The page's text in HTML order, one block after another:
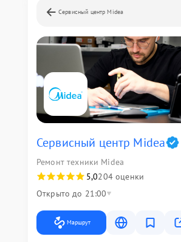
Сервисный центр Midea
Сервисный центр Midea
Ремонт техники Midea
5,0204 оценки
Открыто до 21:00
Маршрут